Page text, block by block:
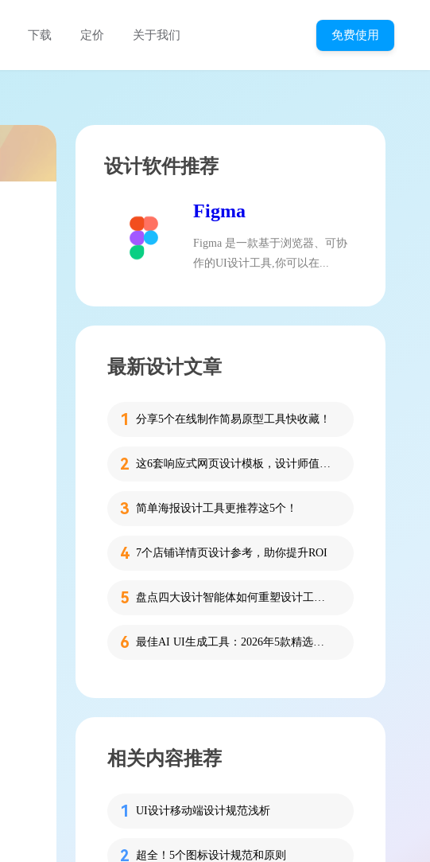
下载 定价 关于我们 免费使用
设计软件推荐
Figma
Figma 是一款基于浏览器、可协
作的UI设计工具,你可以在...
最新设计文章
分享5个在线制作简易原型工具快收藏！
这6套响应式网页设计模板，设计师值得收藏！
简单海报设计工具更推荐这5个！
7个店铺详情页设计参考，助你提升ROI
盘点四大设计智能体如何重塑设计工作流
最佳AI UI生成工具：2026年5款精选，新手零代码快速制作界面
相关内容推荐
UI设计移动端设计规范浅析
超全！5个图标设计规范和原则